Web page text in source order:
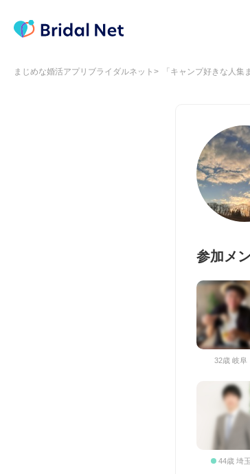
まじめな婚活アプリブライダルネット 「キャンプ好きな人
参加メ
32歳 岐阜
44歳 埼玉